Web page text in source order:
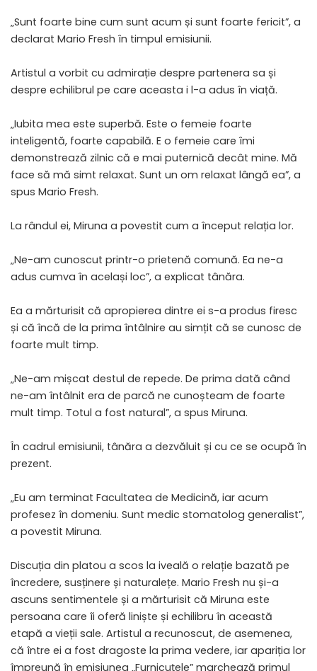
„Sunt foarte bine cum sunt acum și sunt foarte fericit”, a
declarat Mario Fresh în timpul emisiunii.
Artistul a vorbit cu admirație despre partenera sa și
despre echilibrul pe care aceasta i l-a adus în viață.
„Iubita mea este superbă. Este o femeie foarte
inteligentă, foarte capabilă. E o femeie care îmi
demonstrează zilnic că e mai puternică decât mine. Mă
face să mă simt relaxat. Sunt un om relaxat lângă ea”, a
spus Mario Fresh.
La rândul ei, Miruna a povestit cum a început relația lor.
„Ne-am cunoscut printr-o prietenă comună. Ea ne-a
adus cumva în același loc”, a explicat tânăra.
Ea a mărturisit că apropierea dintre ei s-a produs firesc
și că încă de la prima întâlnire au simțit că se cunosc de
foarte mult timp.
„Ne-am mișcat destul de repede. De prima dată când
ne-am întâlnit era de parcă ne cunoșteam de foarte
mult timp. Totul a fost natural”, a spus Miruna.
În cadrul emisiunii, tânăra a dezvăluit și cu ce se ocupă în
prezent.
„Eu am terminat Facultatea de Medicină, iar acum
profesez în domeniu. Sunt medic stomatolog generalist”,
a povestit Miruna.
Discuția din platou a scos la iveală o relație bazată pe
încredere, susținere și naturalețe. Mario Fresh nu și-a
ascuns sentimentele și a mărturisit că Miruna este
persoana care îi oferă liniște și echilibru în această
etapă a vieții sale. Artistul a recunoscut, de asemenea,
că între ei a fost dragoste la prima vedere, iar apariția lor
împreună în emisiunea „Furnicuțele” marchează primul